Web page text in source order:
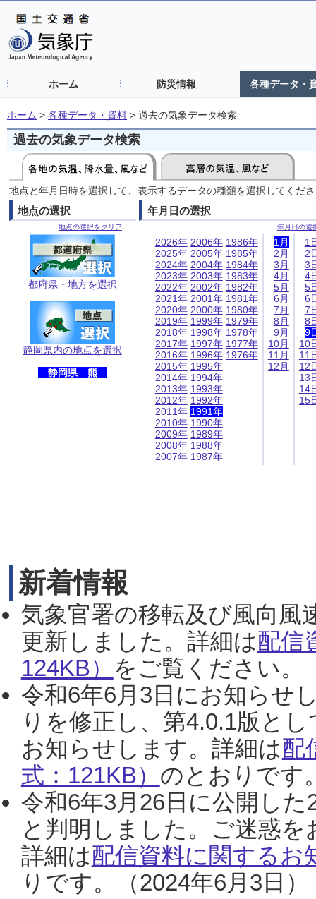
ホーム 防災情報 各種データ・
ホーム > 各種データ・資料 > 過去の気象データ検索
過去の気象データ検索
地点と年月日時を選択して、表示するデータの種類を選択してくだ
地点の選択
地点の選択をクリア
都府県・地方を選択
静岡県内の地点を選択
静岡県 熊
年月日の選択
年月日の選
2026年
2025年
2024年
2023年
2022年
2021年
2020年
2019年
2018年
2017年
2016年
2015年
2014年
2013年
2012年
2011年
2010年
2009年
2008年
2007年
2006年
2005年
2004年
2003年
2002年
2001年
2000年
1999年
1998年
1997年
1996年
1995年
1994年
1993年
1992年
1991年
1990年
1989年
1988年
1987年
1986年
1985年
1984年
1983年
1982年
1981年
1980年
1979年
1978年
1977年
1976年
1月
2月
3月
4月
5月
6月
7月
8月
9月
10月
11月
12月
1
2
3
4
5
6
7
8
9
10
11
12
13
14
15
新着情報
気象官署の移転及び風向風
更新しました。詳細は配信
124KB） をご覧ください。
令和6年6月3日にお知らせ
りを修正し、第4.0.1版と
お知らせします。詳細は配
式：121KB） のとおりです
令和6年3月26日に公開し
と判明しました。ご迷惑
詳細は配信資料に関するお
りです。（2024年6月3日）